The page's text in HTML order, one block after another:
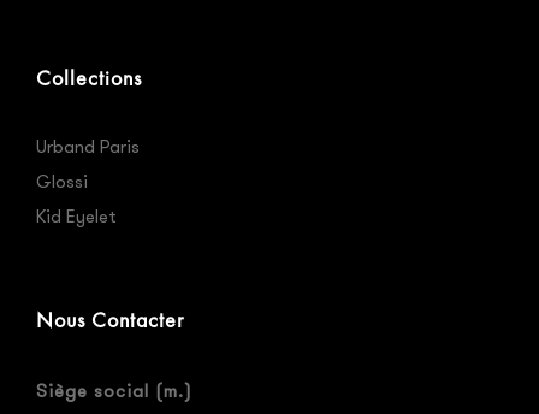
Collections
Urband Paris
Glossi
Kid Eyelet
Nous Contacter
Siège social (m.)